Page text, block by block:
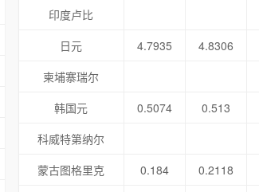
印度卢比
日元
4.7935 4.8306
柬埔寨瑞尔
韩国元
0.5074 0.513
科威特第纳尔
蒙古图格里克
0.184 0.2118